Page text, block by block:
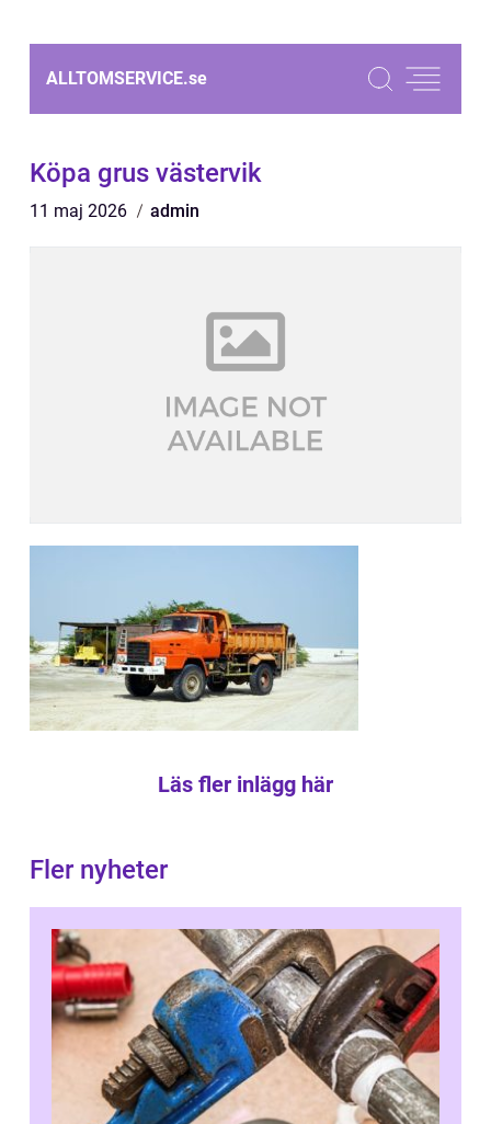
ALLTOMSERVICE.se
Köpa grus västervik
11 maj 2026 admin
Läs fler inlägg här
Fler nyheter